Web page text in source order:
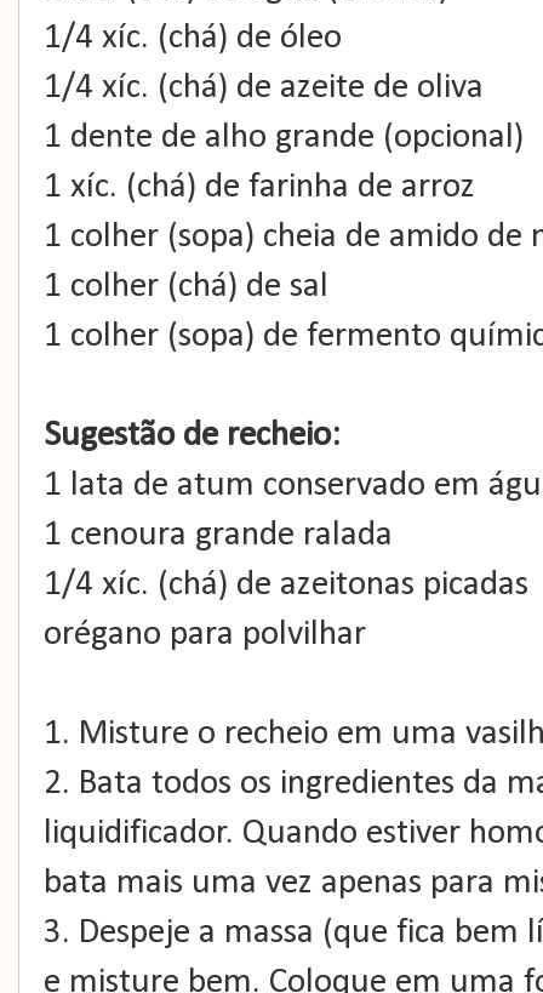
1/4 xíc. (chá) de óleo
1/4 xíc. (chá) de azeite de oliva
1 dente de alho grande (opcional)
1 xíc. (chá) de farinha de arroz
1 colher (sopa) cheia de amido de
1 colher (chá) de sal
1 colher (sopa) de fermento
Sugestão de recheio:
1 lata de atum conservado em
1 cenoura grande ralada
1/4 xíc. (chá) de azeitonas picadas
orégano para polvilhar
1. Misture o recheio em uma
2. Bata todos os ingredientes da
liquidificador. Quando estiver
bata mais uma vez apenas para
3. Despeje a massa (que fica
e misture bem. Coloque em uma